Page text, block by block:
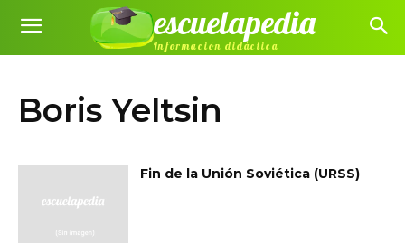
escuelapedia
Información didáctica
Boris Yeltsin
Fin de la Unión Soviética (URSS)